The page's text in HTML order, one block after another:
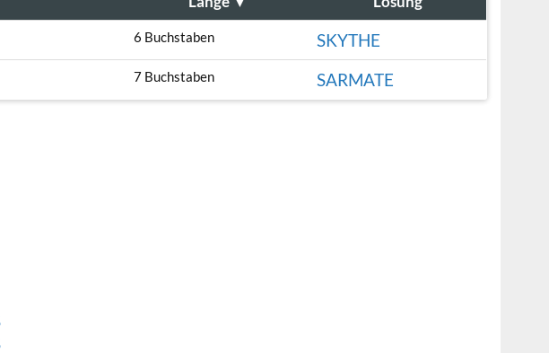
6 Buchstaben
SKYTHE
7 Buchstaben SARMATE